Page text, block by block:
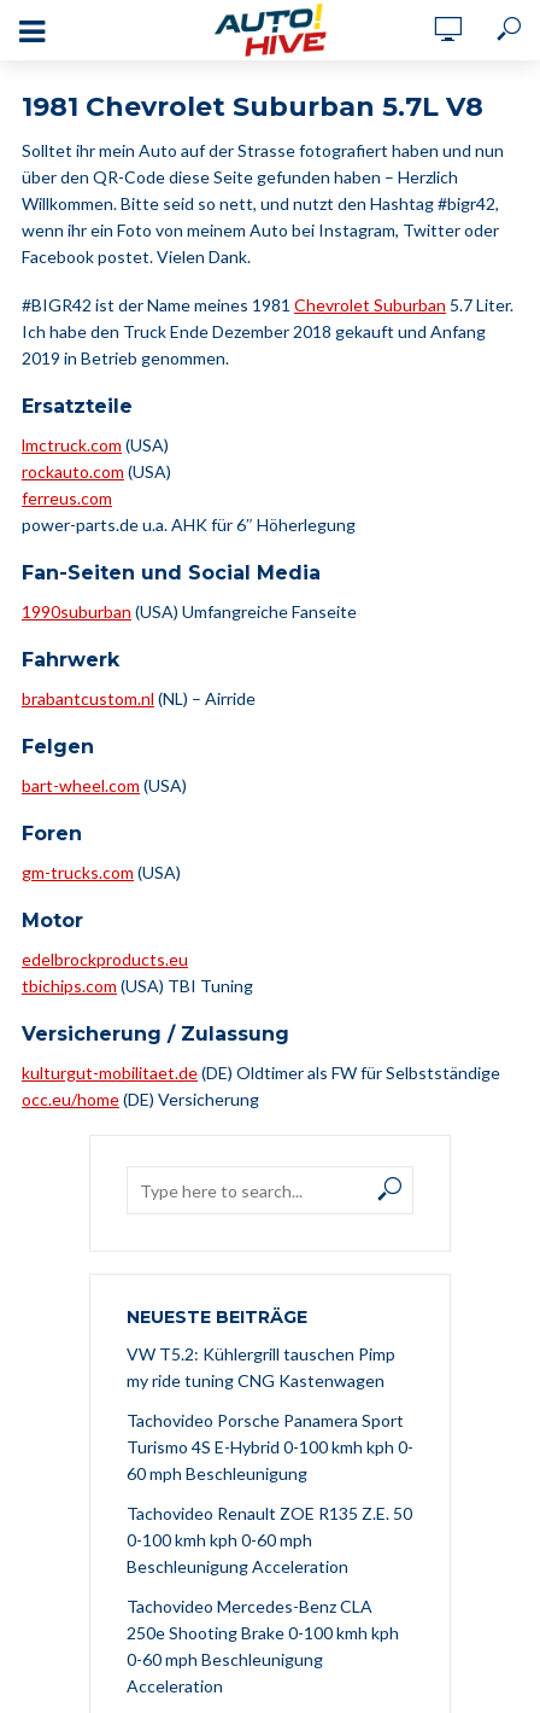
1981 Chevrolet Suburban 5.7L V8
Solltet ihr mein Auto auf der Strasse fotografiert haben und nun
über den QR-Code diese Seite gefunden haben – Herzlich
Willkommen. Bitte seid so nett, und nutzt den Hashtag #bigr42,
wenn ihr ein Foto von meinem Auto bei Instagram, Twitter oder
Facebook postet. Vielen Dank.
#BIGR42 ist der Name meines 1981 Chevrolet Suburban 5.7 Liter.
Ich habe den Truck Ende Dezember 2018 gekauft und Anfang
2019 in Betrieb genommen.
Ersatzteile
lmctruck.com (USA)
rockauto.com (USA)
ferreus.com
power-parts.de u.a. AHK für 6″ Höherlegung
Fan-Seiten und Social Media
1990suburban (USA) Umfangreiche Fanseite
Fahrwerk
brabantcustom.nl (NL) – Airride
Felgen
bart-wheel.com (USA)
Foren
gm-trucks.com (USA)
Motor
edelbrockproducts.eu
tbichips.com (USA) TBI Tuning
Versicherung / Zulassung
kulturgut-mobilitaet.de(DE) Oldtimer als FW für Selbstständige
occ.eu/home(DE) Versicherung
NEUESTE BEITRÄGE
VW T5.2: Kühlergrill tauschen Pimp
my ride tuning CNG Kastenwagen
Tachovideo Porsche Panamera Sport
Turismo 4S E-Hybrid 0-100 kmh kph 0-
60 mph Beschleunigung
Tachovideo Renault ZOE R135 Z.E. 50
0-100 kmh kph 0-60 mph
Beschleunigung Acceleration
Tachovideo Mercedes-Benz CLA
250e Shooting Brake 0-100 kmh kph
0-60 mph Beschleunigung
Acceleration